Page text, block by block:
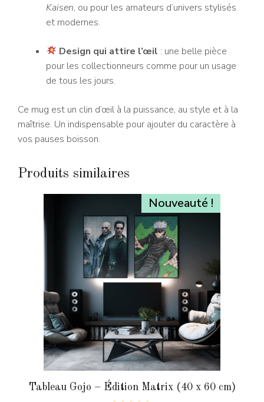
Kaisen, ou pour les amateurs d’univers stylisés
et modernes.
Design qui attire l’œil : une belle pièce
pour les collectionneurs comme pour un usage
de tous les jours.
Ce mug est un clin d’œil à la puissance, au style et à la
maîtrise. Un indispensable pour ajouter du caractère à
vos pauses boisson.
Produits similaires
Nouveauté !
Tableau Gojo – Édition Matrix (40 x 60 cm)